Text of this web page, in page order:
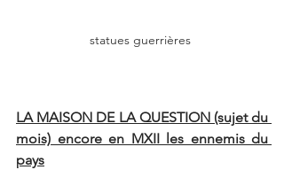
statues guerrières
LA MAISON DE LA QUESTION (sujet du
mois) encore en MXII les ennemis du
pays